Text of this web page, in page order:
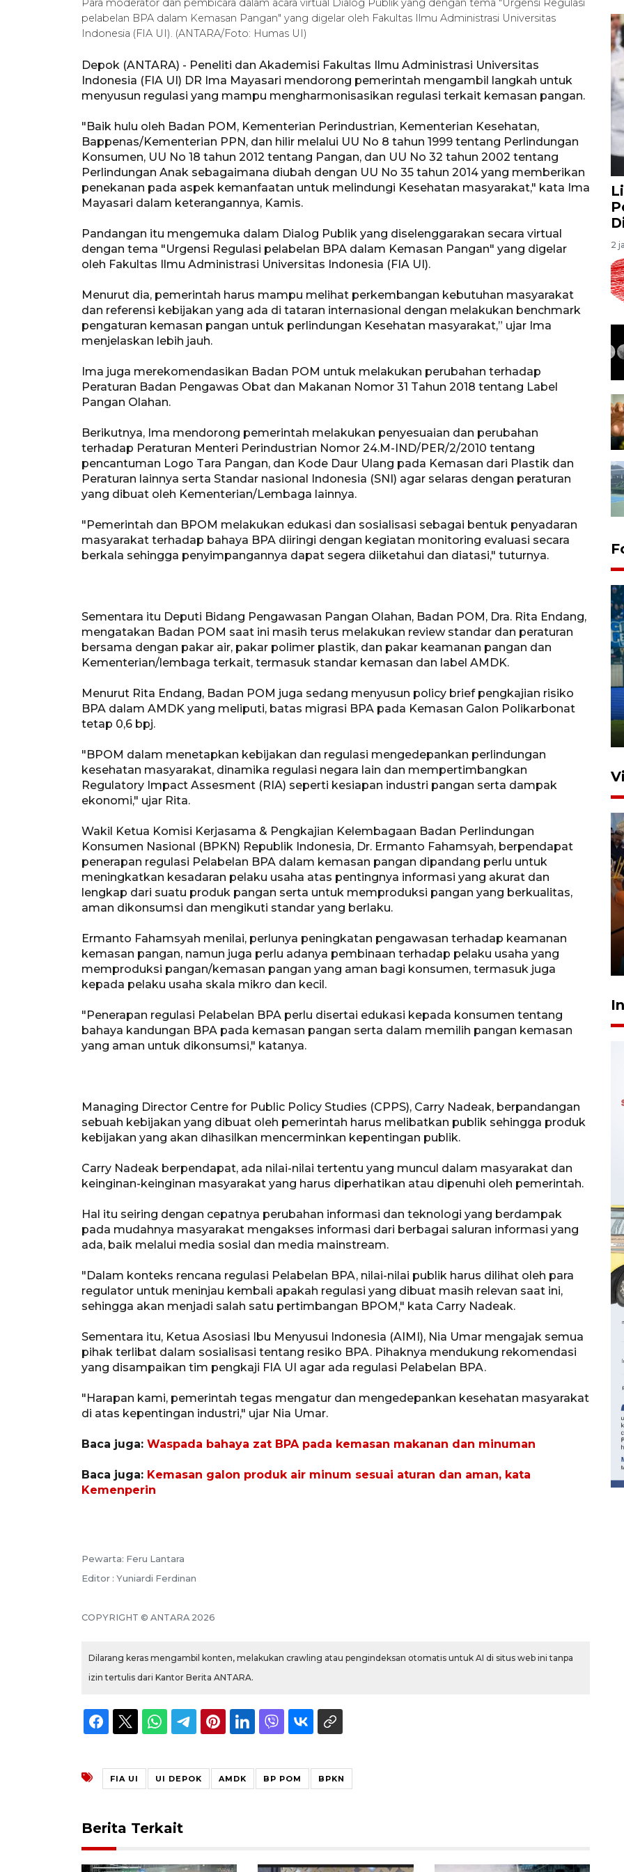
Para moderator dan pembicara dalam acara virtual Dialog Publik yang dengan tema "Urgensi Regulasi
pelabelan BPA dalam Kemasan Pangan" yang digelar oleh Fakultas Ilmu Administrasi Universitas
Indonesia (FIA UI). (ANTARA/Foto: Humas UI)
Depok (ANTARA) - Peneliti dan Akademisi Fakultas Ilmu Administrasi Universitas
Indonesia (FIA UI) DR Ima Mayasari mendorong pemerintah mengambil langkah untuk
menyusun regulasi yang mampu mengharmonisasikan regulasi terkait kemasan pangan.
"Baik hulu oleh Badan POM, Kementerian Perindustrian, Kementerian Kesehatan,
Bappenas/Kementerian PPN, dan hilir melalui UU No 8 tahun 1999 tentang Perlindungan
Konsumen, UU No 18 tahun 2012 tentang Pangan, dan UU No 32 tahun 2002 tentang
Perlindungan Anak sebagaimana diubah dengan UU No 35 tahun 2014 yang memberikan
penekanan pada aspek kemanfaatan untuk melindungi Kesehatan masyarakat," kata Ima
Mayasari dalam keterangannya, Kamis.
Pandangan itu mengemuka dalam Dialog Publik yang diselenggarakan secara virtual
dengan tema "Urgensi Regulasi pelabelan BPA dalam Kemasan Pangan" yang digelar
oleh Fakultas Ilmu Administrasi Universitas Indonesia (FIA UI).
Menurut dia, pemerintah harus mampu melihat perkembangan kebutuhan masyarakat
dan referensi kebijakan yang ada di tataran internasional dengan melakukan benchmark
pengaturan kemasan pangan untuk perlindungan Kesehatan masyarakat,” ujar Ima
menjelaskan lebih jauh.
Ima juga merekomendasikan Badan POM untuk melakukan perubahan terhadap
Peraturan Badan Pengawas Obat dan Makanan Nomor 31 Tahun 2018 tentang Label
Pangan Olahan.
Berikutnya, Ima mendorong pemerintah melakukan penyesuaian dan perubahan
terhadap Peraturan Menteri Perindustrian Nomor 24.M-IND/PER/2/2010 tentang
pencantuman Logo Tara Pangan, dan Kode Daur Ulang pada Kemasan dari Plastik dan
Peraturan lainnya serta Standar nasional Indonesia (SNI) agar selaras dengan peraturan
yang dibuat oleh Kementerian/Lembaga lainnya.
"Pemerintah dan BPOM melakukan edukasi dan sosialisasi sebagai bentuk penyadaran
masyarakat terhadap bahaya BPA diiringi dengan kegiatan monitoring evaluasi secara
berkala sehingga penyimpangannya dapat segera diiketahui dan diatasi," tuturnya.
Sementara itu Deputi Bidang Pengawasan Pangan Olahan, Badan POM, Dra. Rita Endang,
mengatakan Badan POM saat ini masih terus melakukan review standar dan peraturan
bersama dengan pakar air, pakar polimer plastik, dan pakar keamanan pangan dan
Kementerian/lembaga terkait, termasuk standar kemasan dan label AMDK.
Menurut Rita Endang, Badan POM juga sedang menyusun policy brief pengkajian risiko
BPA dalam AMDK yang meliputi, batas migrasi BPA pada Kemasan Galon Polikarbonat
tetap 0,6 bpj.
"BPOM dalam menetapkan kebijakan dan regulasi mengedepankan perlindungan
kesehatan masyarakat, dinamika regulasi negara lain dan mempertimbangkan
Regulatory Impact Assesment (RIA) seperti kesiapan industri pangan serta dampak
ekonomi," ujar Rita.
Wakil Ketua Komisi Kerjasama & Pengkajian Kelembagaan Badan Perlindungan
Konsumen Nasional (BPKN) Republik Indonesia, Dr. Ermanto Fahamsyah, berpendapat
penerapan regulasi Pelabelan BPA dalam kemasan pangan dipandang perlu untuk
meningkatkan kesadaran pelaku usaha atas pentingnya informasi yang akurat dan
lengkap dari suatu produk pangan serta untuk memproduksi pangan yang berkualitas,
aman dikonsumsi dan mengikuti standar yang berlaku.
Ermanto Fahamsyah menilai, perlunya peningkatan pengawasan terhadap keamanan
kemasan pangan, namun juga perlu adanya pembinaan terhadap pelaku usaha yang
memproduksi pangan/kemasan pangan yang aman bagi konsumen, termasuk juga
kepada pelaku usaha skala mikro dan kecil.
"Penerapan regulasi Pelabelan BPA perlu disertai edukasi kepada konsumen tentang
bahaya kandungan BPA pada kemasan pangan serta dalam memilih pangan kemasan
yang aman untuk dikonsumsi," katanya.
Managing Director Centre for Public Policy Studies (CPPS), Carry Nadeak, berpandangan
sebuah kebijakan yang dibuat oleh pemerintah harus melibatkan publik sehingga produk
kebijakan yang akan dihasilkan mencerminkan kepentingan publik.
Carry Nadeak berpendapat, ada nilai-nilai tertentu yang muncul dalam masyarakat dan
keinginan-keinginan masyarakat yang harus diperhatikan atau dipenuhi oleh pemerintah.
Hal itu seiring dengan cepatnya perubahan informasi dan teknologi yang berdampak
pada mudahnya masyarakat mengakses informasi dari berbagai saluran informasi yang
ada, baik melalui media sosial dan media mainstream.
"Dalam konteks rencana regulasi Pelabelan BPA, nilai-nilai publik harus dilihat oleh para
regulator untuk meninjau kembali apakah regulasi yang dibuat masih relevan saat ini,
sehingga akan menjadi salah satu pertimbangan BPOM," kata Carry Nadeak.
Sementara itu, Ketua Asosiasi Ibu Menyusui Indonesia (AIMI), Nia Umar mengajak semua
pihak terlibat dalam sosialisasi tentang resiko BPA. Pihaknya mendukung rekomendasi
yang disampaikan tim pengkaji FIA UI agar ada regulasi Pelabelan BPA.
"Harapan kami, pemerintah tegas mengatur dan mengedepankan kesehatan masyarakat
di atas kepentingan industri," ujar Nia Umar.
Baca juga: Waspada bahaya zat BPA pada kemasan makanan dan minuman
Baca juga: Kemasan galon produk air minum sesuai aturan dan aman, kata
Kemenperin
Pewarta: Feru Lantara
Editor : Yuniardi Ferdinan
COPYRIGHT © ANTARA 2026
Dilarang keras mengambil konten, melakukan crawling atau pengindeksan otomatis untuk AI di situs web ini tanpa
izin tertulis dari Kantor Berita ANTARA.
FIA UI UI DEPOK AMDK BP POM BPKN
Berita Terkait
2
dan manajerial SPPI di
Balikpapan
Taklukkan DPMM FC, Persib
Presiden
29 Juli 2026 01:36
160 ribu sambungan baru
jaringan gas 2026
2026-08-07 18:00:00